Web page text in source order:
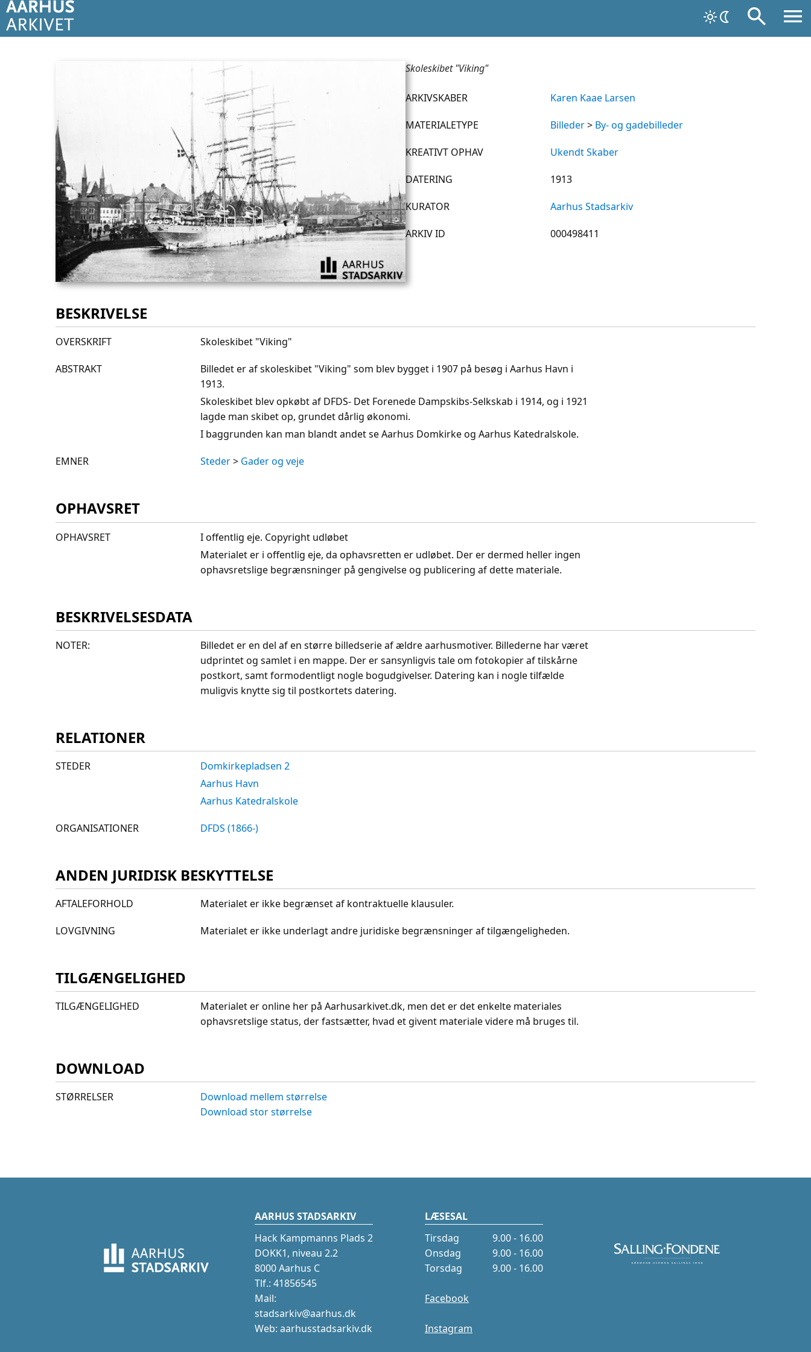
Skoleskibet "Viking"
ARKIVSKABER Karen Kaae Larsen
MATERIALETYPE Billeder> By- og gadebilleder
KREATIVT OPHAV Ukendt Skaber
DATERING 1913
KURATOR Aarhus Stadsarkiv
ARKIV ID 000498411
BESKRIVELSE
OVERSKRIFT Skoleskibet "Viking"
ABSTRAKT
Billedet er af skoleskibet "Viking" som blev bygget i 1907 på besøg i Aarhus Havn i
1913.
Skoleskibet blev opkøbt af DFDS- Det Forenede Dampskibs-Selkskab i 1914, og i 1921
lagde man skibet op, grundet dårlig økonomi.
I baggrunden kan man blandt andet se Aarhus Domkirke og Aarhus Katedralskole.
EMNER Steder> Gader og veje
OPHAVSRET
OPHAVSRET
I offentlig eje. Copyright udløbet
Materialet er i offentlig eje, da ophavsretten er udløbet. Der er dermed heller ingen
ophavsretslige begrænsninger på gengivelse og publicering af dette materiale.
BESKRIVELSESDATA
NOTER:
Billedet er en del af en større billedserie af ældre aarhusmotiver. Billederne har været
udprintet og samlet i en mappe. Der er sansynligvis tale om fotokopier af tilskårne
postkort, samt formodentligt nogle bogudgivelser. Datering kan i nogle tilfælde
muligvis knytte sig til postkortets datering.
RELATIONER
STEDER
Domkirkepladsen 2
Aarhus Havn
Aarhus Katedralskole
ORGANISATIONER DFDS (1866-)
ANDEN JURIDISK BESKYTTELSE
AFTALEFORHOLD Materialet er ikke begrænset af kontraktuelle klausuler.
LOVGIVNING Materialet er ikke underlagt andre juridiske begrænsninger af tilgængeligheden.
TILGÆNGELIGHED
TILGÆNGELIGHED
Materialet er online her på Aarhusarkivet.dk, men det er det enkelte materiales
ophavsretslige status, der fastsætter, hvad et givent materiale videre må bruges til.
DOWNLOAD
STØRRELSER
Download mellem størrelse
Download stor størrelse
AARHUS STADSARKIV
Hack Kampmanns Plads 2
DOKK1, niveau 2.2
8000 Aarhus C
Tlf.: 41856545
Mail:
stadsarkiv@aarhus.dk
Web: aarhusstadsarkiv.dk
LÆSESAL
Tirsdag
9.00 - 16.00
Onsdag
9.00 - 16.00
Torsdag
9.00 - 16.00
Facebook
Instagram